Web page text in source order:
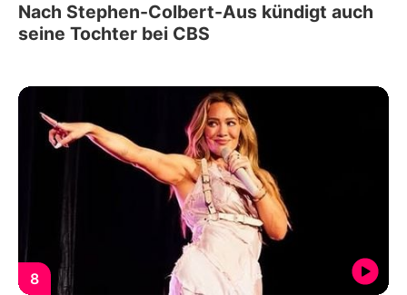
Nach Stephen-Colbert-Aus kündigt auch
seine Tochter bei CBS
8